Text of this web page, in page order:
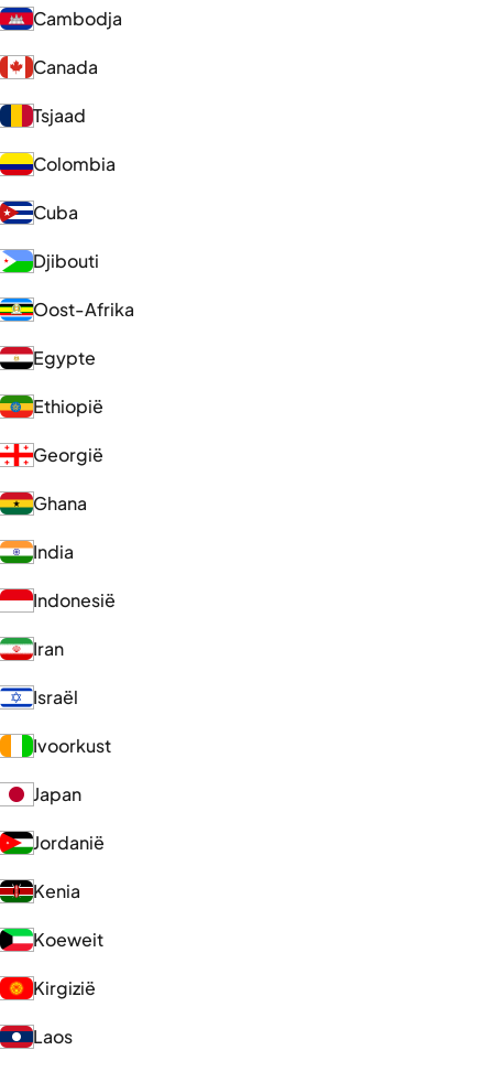
Cambodja
Canada
Tsjaad
Colombia
Cuba
Djibouti
Oost-Afrika
Egypte
Ethiopië
Georgië
Ghana
India
Indonesië
Iran
Israël
Ivoorkust
Japan
Jordanië
Kenia
Koeweit
Kirgizië
Laos